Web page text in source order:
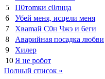
5
П0тоmки c0лнцa
6
Убей меня, исцели меня
7
Xваmай С0н Чжэ и 6еги
8
Аварийная посадка любви
9
Хилер
10 Я не робот
Полный список »